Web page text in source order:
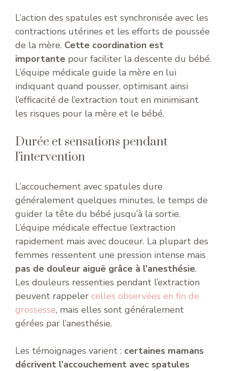
L’action des spatules est synchronisée avec les
contractions utérines et les efforts de poussée
de la mère. Cette coordination est
importante pour faciliter la descente du bébé.
L’équipe médicale guide la mère en lui
indiquant quand pousser, optimisant ainsi
l’efficacité de l’extraction tout en minimisant
les risques pour la mère et le bébé.
Durée et sensations pendant
l’intervention
L’accouchement avec spatules dure
généralement quelques minutes, le temps de
guider la tête du bébé jusqu’à la sortie.
L’équipe médicale effectue l’extraction
rapidement mais avec douceur. La plupart des
femmes ressentent une pression intense mais
pas de douleur aiguë grâce à l’anesthésie.
Les douleurs ressenties pendant l’extraction
peuvent rappeler celles observées en fin de
grossesse, mais elles sont généralement
gérées par l’anesthésie.
Les témoignages varient : certaines mamans
décrivent l’accouchement avec spatules